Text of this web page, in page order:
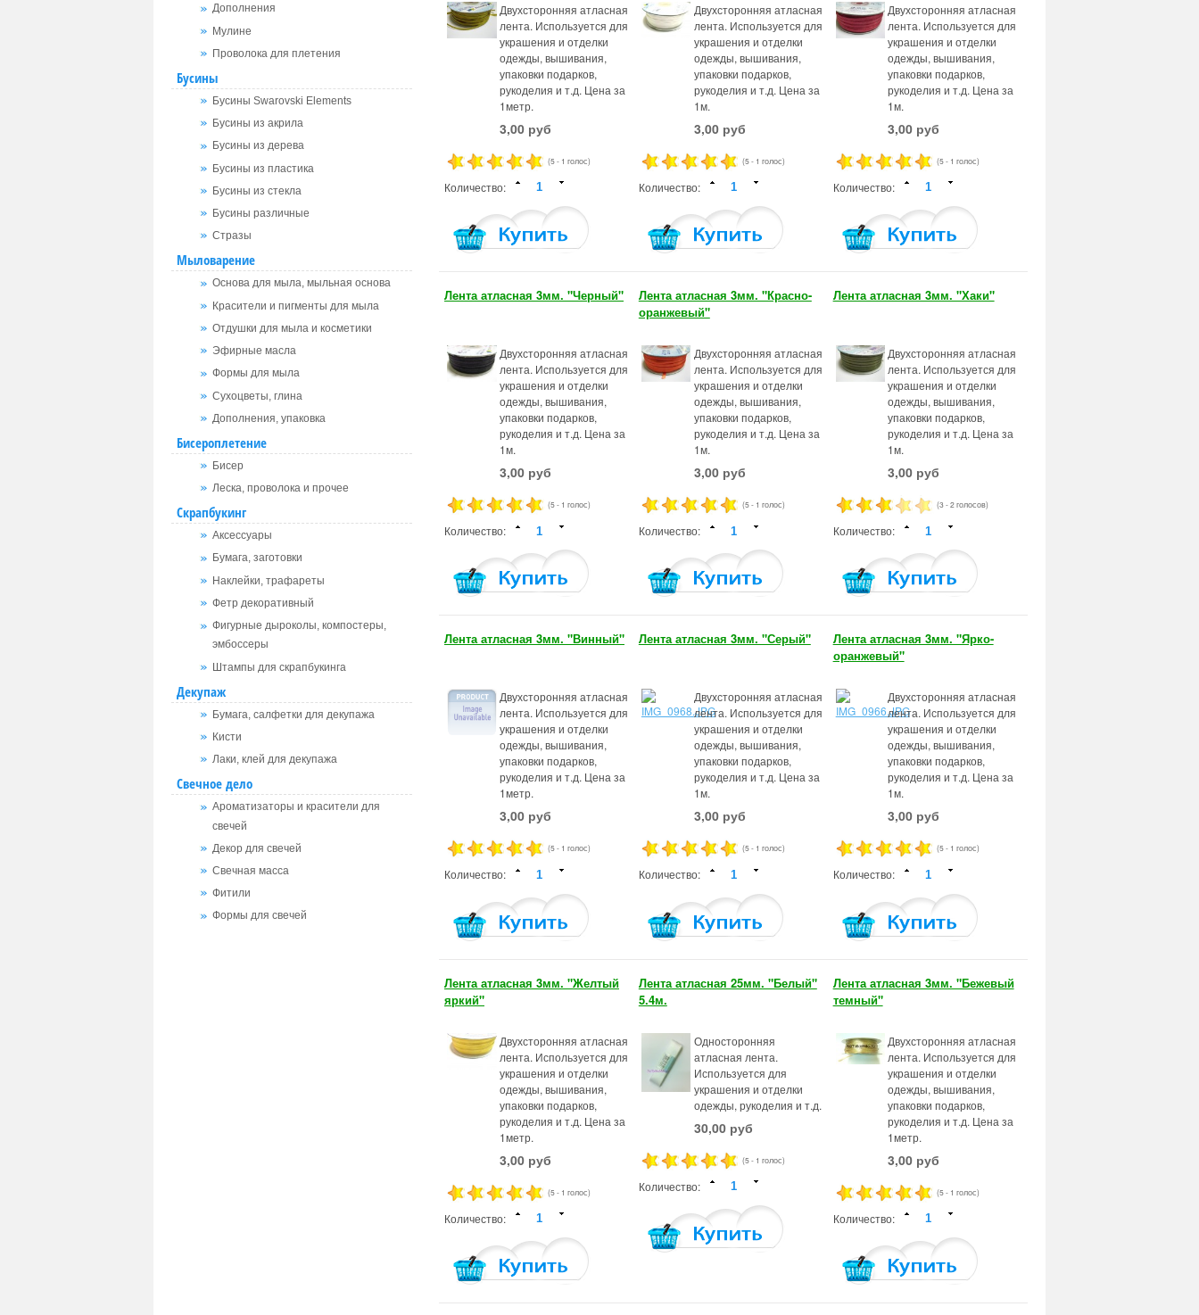
Дополнения
Мулине
Проволока для плетения
Бусины
Бусины Swarovski Elements
Бусины из акрила
Бусины из дерева
Бусины из пластика
Бусины из стекла
Бусины различные
Стразы
Мыловарение
Основа для мыла, мыльная основа
Красители и пигменты для мыла
Отдушки для мыла и косметики
Эфирные масла
Формы для мыла
Сухоцветы, глина
Дополнения, упаковка
Бисероплетение
Бисер
Леска, проволока и прочее
Скрапбукинг
Аксессуары
Бумага, заготовки
Наклейки, трафареты
Фетр декоративный
Фигурные дыроколы, компостеры,
эмбоссеры
Штампы для скрапбукинга
Декупаж
Бумага, салфетки для декупажа
Кисти
Лаки, клей для декупажа
Свечное дело
Ароматизаторы и красители для
свечей
Декор для свечей
Свечная масса
Фитили
Формы для свечей
Двухсторонняя атласная
лента. Используется для
украшения и отделки
одежды, вышивания,
упаковки подарков,
рукоделия и т.д. Цена за
1метр.
3,00 руб
(5 - 1 голос)
Количество:
Двухсторонняя атласная
лента. Используется для
украшения и отделки
одежды, вышивания,
упаковки подарков,
рукоделия и т.д. Цена за
1м.
3,00 руб
(5 - 1 голос)
Количество:
Двухсторонняя атласная
лента. Используется для
украшения и отделки
одежды, вышивания,
упаковки подарков,
рукоделия и т.д. Цена за
1м.
3,00 руб
(5 - 1 голос)
Количество:
Лента атласная 3мм. "Черный"
Двухсторонняя атласная
лента. Используется для
украшения и отделки
одежды, вышивания,
упаковки подарков,
рукоделия и т.д. Цена за
1м.
3,00 руб
(5 - 1 голос)
Количество:
Лента атласная 3мм. "Красно-
оранжевый"
Двухсторонняя атласная
лента. Используется для
украшения и отделки
одежды, вышивания,
упаковки подарков,
рукоделия и т.д. Цена за
1м.
3,00 руб
(5 - 1 голос)
Количество:
Лента атласная 3мм. "Хаки"
Двухсторонняя атласная
лента. Используется для
украшения и отделки
одежды, вышивания,
упаковки подарков,
рукоделия и т.д. Цена за
1м.
3,00 руб
(3 - 2 голосов)
Количество:
Лента атласная 3мм. "Винный"
Двухсторонняя атласная
лента. Используется для
украшения и отделки
одежды, вышивания,
упаковки подарков,
рукоделия и т.д. Цена за
1метр.
3,00 руб
(5 - 1 голос)
Количество:
Лента атласная 3мм. "Серый"
Двухсторонняя атласная
лента. Используется для
украшения и отделки
одежды, вышивания,
упаковки подарков,
рукоделия и т.д. Цена за
1м.
3,00 руб
(5 - 1 голос)
Количество:
Лента атласная 3мм. "Ярко-
оранжевый"
Двухсторонняя атласная
лента. Используется для
украшения и отделки
одежды, вышивания,
упаковки подарков,
рукоделия и т.д. Цена за
1м.
3,00 руб
(5 - 1 голос)
Количество:
Лента атласная 3мм. "Желтый
яркий"
Двухсторонняя атласная
лента. Используется для
украшения и отделки
одежды, вышивания,
упаковки подарков,
рукоделия и т.д. Цена за
1метр.
3,00 руб
(5 - 1 голос)
Количество:
Лента атласная 25мм. "Белый"
5.4м.
Односторонняя
атласная лента.
Используется для
украшения и отделки
одежды, рукоделия и т.д.
30,00 руб
(5 - 1 голос)
Количество:
Лента атласная 3мм. "Бежевый
темный"
Двухсторонняя атласная
лента. Используется для
украшения и отделки
одежды, вышивания,
упаковки подарков,
рукоделия и т.д. Цена за
1метр.
3,00 руб
(5 - 1 голос)
Количество: